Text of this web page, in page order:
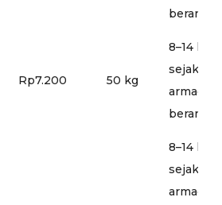
Rp7.200 50 kg
8–14 hari
sejak
armada
8–14 hari
sejak
armada